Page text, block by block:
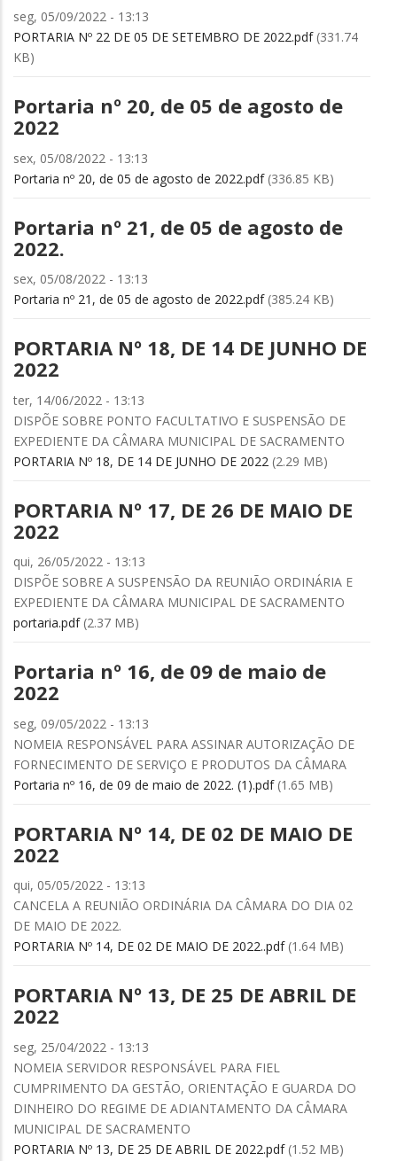
seg, 05/09/2022 - 13:13
PORTARIA Nº 22 DE 05 DE SETEMBRO DE 2022.pdf (331.74
KB)
Portaria nº 20, de 05 de agosto de
2022
sex, 05/08/2022 - 13:13
Portaria nº 20, de 05 de agosto de 2022.pdf (336.85 KB)
Portaria nº 21, de 05 de agosto de
2022.
sex, 05/08/2022 - 13:13
Portaria nº 21, de 05 de agosto de 2022.pdf (385.24 KB)
PORTARIA Nº 18, DE 14 DE JUNHO DE
2022
ter, 14/06/2022 - 13:13
DISPÕE SOBRE PONTO FACULTATIVO E SUSPENSÃO DE
EXPEDIENTE DA CÂMARA MUNICIPAL DE SACRAMENTO
PORTARIA Nº 18, DE 14 DE JUNHO DE 2022 (2.29 MB)
PORTARIA Nº 17, DE 26 DE MAIO DE
2022
qui, 26/05/2022 - 13:13
DISPÕE SOBRE A SUSPENSÃO DA REUNIÃO ORDINÁRIA E
EXPEDIENTE DA CÂMARA MUNICIPAL DE SACRAMENTO
portaria.pdf (2.37 MB)
Portaria nº 16, de 09 de maio de
2022
seg, 09/05/2022 - 13:13
NOMEIA RESPONSÁVEL PARA ASSINAR AUTORIZAÇÃO DE
FORNECIMENTO DE SERVIÇO E PRODUTOS DA CÂMARA
Portaria nº 16, de 09 de maio de 2022. (1).pdf (1.65 MB)
PORTARIA Nº 14, DE 02 DE MAIO DE
2022
qui, 05/05/2022 - 13:13
CANCELA A REUNIÃO ORDINÁRIA DA CÂMARA DO DIA 02
DE MAIO DE 2022.
PORTARIA Nº 14, DE 02 DE MAIO DE 2022..pdf (1.64 MB)
PORTARIA Nº 13, DE 25 DE ABRIL DE
2022
seg, 25/04/2022 - 13:13
NOMEIA SERVIDOR RESPONSÁVEL PARA FIEL
CUMPRIMENTO DA GESTÃO, ORIENTAÇÃO E GUARDA DO
DINHEIRO DO REGIME DE ADIANTAMENTO DA CÂMARA
MUNICIPAL DE SACRAMENTO
PORTARIA Nº 13, DE 25 DE ABRIL DE 2022.pdf (1.52 MB)